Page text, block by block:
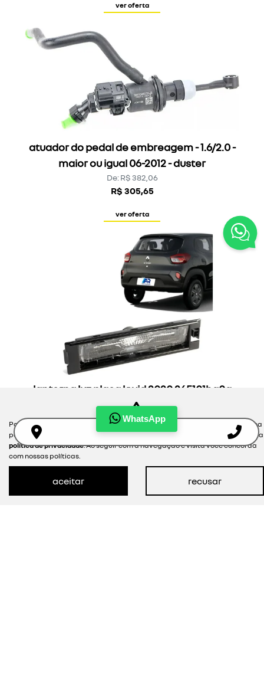
WhatsApp
ver oferta
atuador do pedal de embreagem - 1.6/2.0 -
maior ou igual 06-2012 - duster
De: R$ 382,06
R$ 305,65
ver oferta
lanterna luz placa kwid 2020 265101ha0a
original renault
De: R$ 352,77
R$ 315,00
Para otimizar sua experiência durante a navegação, fazemos uso de nossa
política de cookies e para proteger seus dados pessoais respeitamos nossa
política de privacidade. Ao seguir com a navegação e visita você concorda
com nossas políticas.
aceitar recusar